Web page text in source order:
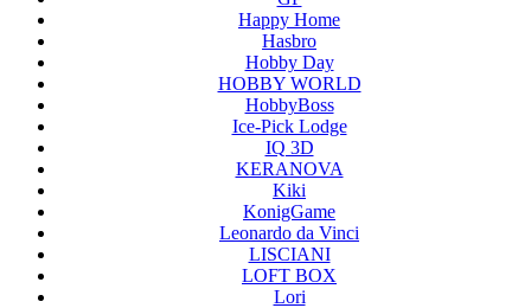
Happy Home
Hasbro
Hobby Day
HOBBY WORLD
HobbyBoss
Ice-Pick Lodge
IQ 3D
KERANOVA
Kiki
KonigGame
Leonardo da Vinci
LISCIANI
LOFT BOX
Lori